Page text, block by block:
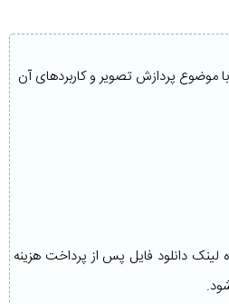
موضوع پردازش تصویر و کاربردهای آن
دانلود فایل پس از پرداخت هزینه